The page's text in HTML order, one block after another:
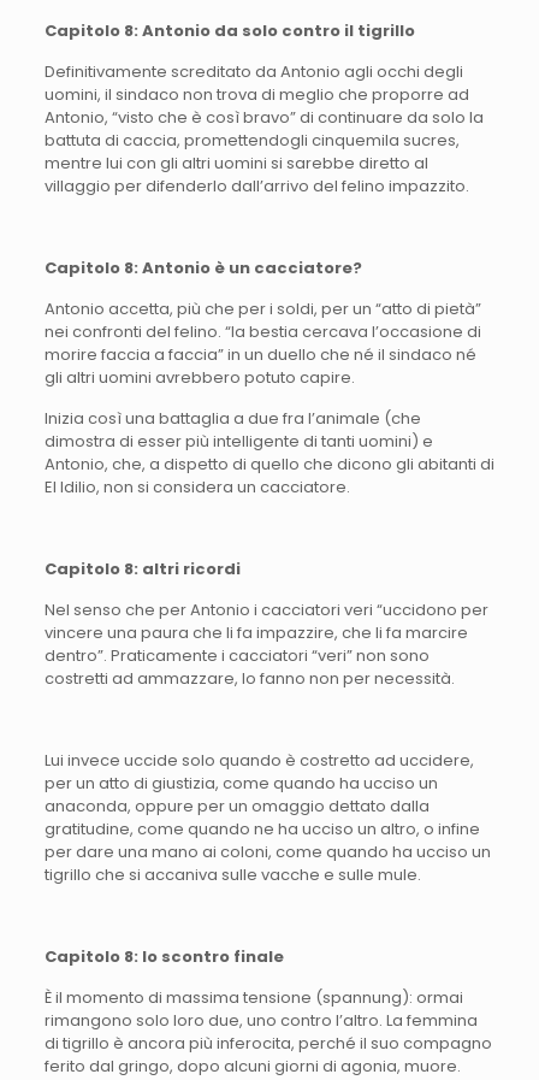
Capitolo 8: Antonio da solo contro il tigrillo
Definitivamente screditato da Antonio agli occhi degli
uomini, il sindaco non trova di meglio che proporre ad
Antonio, “visto che è così bravo” di continuare da solo la
battuta di caccia, promettendogli cinquemila sucres,
mentre lui con gli altri uomini si sarebbe diretto al
villaggio per difenderlo dall’arrivo del felino impazzito.
Capitolo 8: Antonio è un cacciatore?
Antonio accetta, più che per i soldi, per un “atto di pietà”
nei confronti del felino. “la bestia cercava l’occasione di
morire faccia a faccia” in un duello che né il sindaco né
gli altri uomini avrebbero potuto capire.
Inizia così una battaglia a due fra l’animale (che
dimostra di esser più intelligente di tanti uomini) e
Antonio, che, a dispetto di quello che dicono gli abitanti di
El Idilio, non si considera un cacciatore.
Capitolo 8: altri ricordi
Nel senso che per Antonio i cacciatori veri “uccidono per
vincere una paura che li fa impazzire, che li fa marcire
dentro”. Praticamente i cacciatori “veri” non sono
costretti ad ammazzare, lo fanno non per necessità.
Lui invece uccide solo quando è costretto ad uccidere,
per un atto di giustizia, come quando ha ucciso un
anaconda, oppure per un omaggio dettato dalla
gratitudine, come quando ne ha ucciso un altro, o infine
per dare una mano ai coloni, come quando ha ucciso un
tigrillo che si accaniva sulle vacche e sulle mule.
Capitolo 8: lo scontro finale
È il momento di massima tensione (spannung): ormai
rimangono solo loro due, uno contro l’altro. La femmina
di tigrillo è ancora più inferocita, perché il suo compagno
ferito dal gringo, dopo alcuni giorni di agonia, muore.